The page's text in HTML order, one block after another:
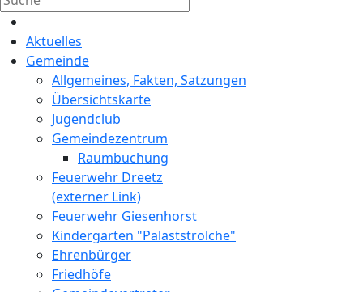
Aktuelles
Gemeinde
Allgemeines, Fakten, Satzungen
Übersichtskarte
Jugendclub
Gemeindezentrum
Raumbuchung
Feuerwehr Dreetz
(externer Link)
Feuerwehr Giesenhorst
Kindergarten "Palaststrolche"
Ehrenbürger
Friedhöfe